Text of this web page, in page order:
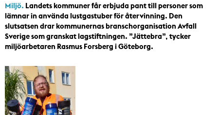
Miljö. Landets kommuner får erbjuda pant till personer som
lämnar in använda lustgastuber för återvinning. Den
slutsatsen drar kommunernas branschorganisation Avfall
Sverige som granskat lagstiftningen. ”Jättebra”, tycker
miljöarbetaren Rasmus Forsberg i Göteborg.